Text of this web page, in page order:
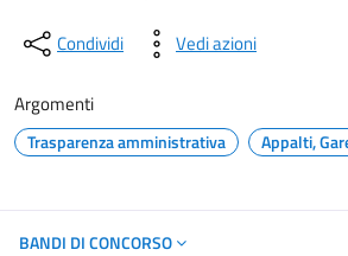
Condividi Vedi azioni
Argomenti
Trasparenza amministrativa Appalti,
BANDI DI CONCORSO